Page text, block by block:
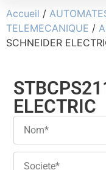
Accueil /
TELEMECANIQUE /
SCHNEIDER
ELECTRIC